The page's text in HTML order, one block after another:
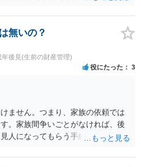
無いの？
年後見(生前の財産管理)
役にたった 3
ません。つまり、家族の依頼では
。家族間争いごとがなければ、後
人になってもらう手続をすすめた